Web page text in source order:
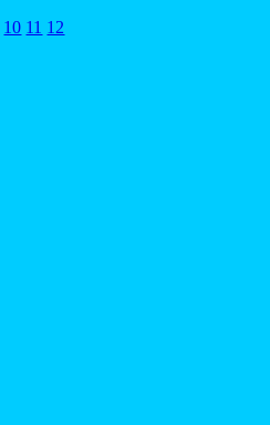
10 11 12